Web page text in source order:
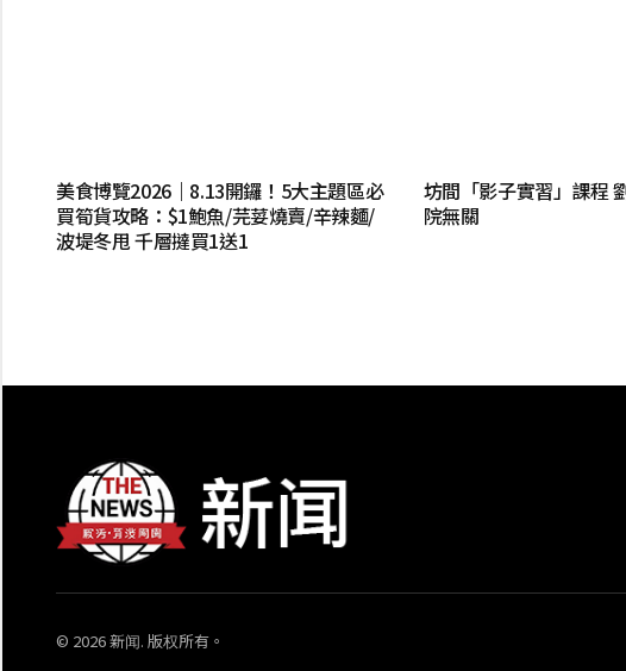
美食博覽2026｜8.13開鑼！5大主題區必
買筍貨攻略：$1鮑魚/芫荽燒賣/辛辣麵/
波堤冬甩 千層撻買1送1
坊間「影子實習」課程
院無關
© 2026 新闻. 版权所有。